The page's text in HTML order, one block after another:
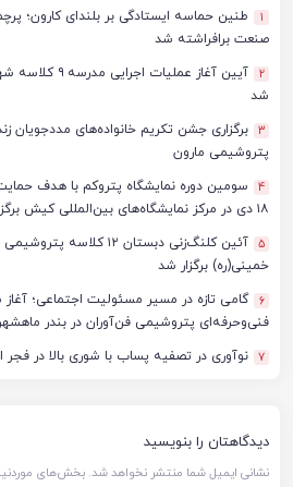
1
طنین حماسه ایستادگی بر بلندای کارون؛
صنعت برافراشته شد
2
آیین آغاز
شد
3 برگزاری جشن تکریم خانواده‌های مددجویان
پتروشیمی مارون
4
۱۸ دی در مرکز نمایشگاه‌های بین‌المللی کیش برگزار می‌شود
5
آئین کلنگ‌زنی دبستان ۱۲
خمینی(ره) برگزار شد
6
گامی تازه در مسیر مسئولیت اجتماعی؛
فنی‌وحرفه‌ای پتروشیمی فن‌آوران در بندر ماهشهر
7 نوآوری در تصفیه پساب با شوری بالا در فجر
دیدگاهتان را بنویسید
نشانی ایمیل شما منتشر نخواهد شد. بخش‌های